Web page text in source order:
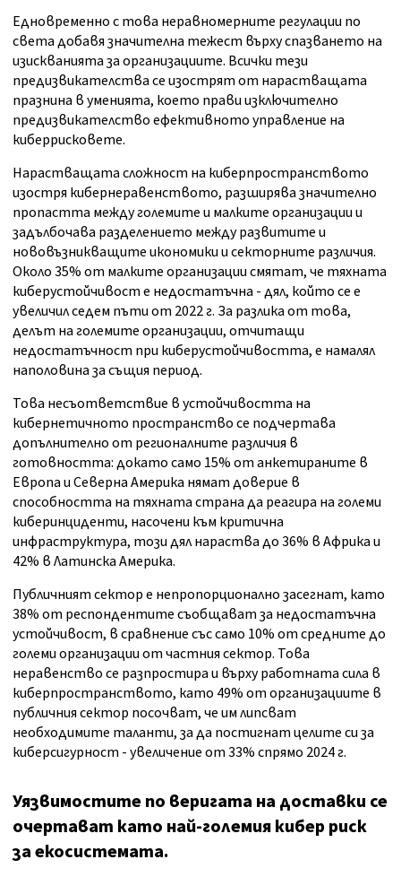
Едновременно с това неравномерните регулации по
света добавя значителна тежест върху спазването на
изискванията за организациите. Всички тези
предизвикателства се изострят от нарастващата
празнина в уменията, което прави изключително
предизвикателство ефективното управление на
киберрисковете.
Нарастващата сложност на киберпространството
изостря кибернеравенството, разширява значително
пропастта между големите и малките организации и
задълбочава разделението между развитите и
нововъзникващите икономики и секторните различия.
Около 35% от малките организации смятат, че тяхната
киберустойчивост е недостатъчна - дял, който се е
увеличил седем пъти от 2022 г. За разлика от това,
делът на големите организации, отчитащи
недостатъчност при киберустойчивостта, е намалял
наполовина за същия период.
Това несъответствие в устойчивостта на
кибернетичното пространство се подчертава
допълнително от регионалните различия в
готовността: докато само 15% от анкетираните в
Европа и Северна Америка нямат доверие в
способността на тяхната страна да реагира на големи
киберинциденти, насочени към критична
инфраструктура, този дял нараства до 36% в Африка и
42% в Латинска Америка.
Публичният сектор е непропорционално засегнат, като
38% от респондентите съобщават за недостатъчна
устойчивост, в сравнение със само 10% от средните до
големи организации от частния сектор. Това
неравенство се разпростира и върху работната сила в
киберпространството, като 49% от организациите в
публичния сектор посочват, че им липсват
необходимите таланти, за да постигнат целите си за
киберсигурност - увеличение от 33% спрямо 2024 г.
Уязвимостите по веригата на доставки се
очертават като най-големия кибер риск
за екосистемата.